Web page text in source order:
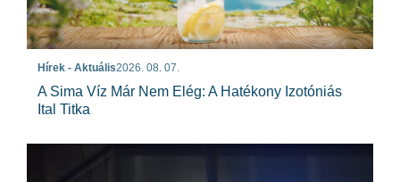
Hírek - Aktuális2026. 08. 07.
A Sima Víz Már Nem Elég: A Hatékony Izotóniás
Ital Titka